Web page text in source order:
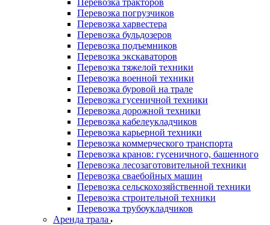
Перевозка тракторов
Перевозка погрузчиков
Перевозка харвестера
Перевозка бульдозеров
Перевозка подъемников
Перевозка экскаваторов
Перевозка тяжелой техники
Перевозка военной техники
Перевозка буровой на трале
Перевозка гусеничной техники
Перевозка дорожной техники
Перевозка кабелеукладчиков
Перевозка карьерной техники
Перевозка коммерческого транспорта
Перевозка кранов: гусеничного, башенного
Перевозка лесозаготовительной техники
Перевозка сваебойных машин
Перевозка сельскохозяйственной техники
Перевозка строительной техники
Перевозка трубоукладчиков
Аренда трала